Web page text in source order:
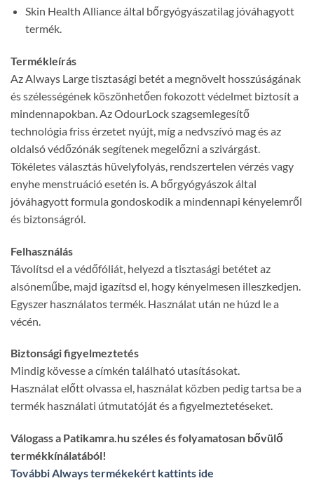
Skin Health Alliance által bőrgyógyászatilag jóváhagyott
termék.
Termékleírás
Az Always Large tisztasági betét a megnövelt hosszúságának
és szélességének köszönhetően fokozott védelmet biztosít a
mindennapokban. Az OdourLock szagsemlegesítő
technológia friss érzetet nyújt, míg a nedvszívó mag és az
oldalsó védőzónák segítenek megelőzni a szivárgást.
Tökéletes választás hüvelyfolyás, rendszertelen vérzés vagy
enyhe menstruáció esetén is. A bőrgyógyászok által
jóváhagyott formula gondoskodik a mindennapi kényelemről
és biztonságról.
Felhasználás
Távolítsd el a védőfóliát, helyezd a tisztasági betétet az
alsóneműbe, majd igazítsd el, hogy kényelmesen illeszkedjen.
Egyszer használatos termék. Használat után ne húzd le a
vécén.
Biztonsági figyelmeztetés
Mindig kövesse a címkén található utasításokat.
Használat előtt olvassa el, használat közben pedig tartsa be a
termék használati útmutatóját és a figyelmeztetéseket.
Válogass a Patikamra.hu széles és folyamatosan bővülő
termékkínálatából!
További Always termékekért kattints ide